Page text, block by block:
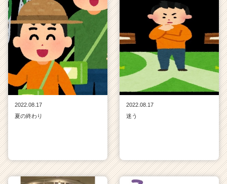
2022.08.17
夏の終わり
2022.08.17
迷う